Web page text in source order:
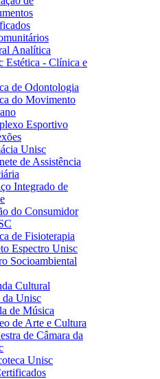
Analítica
Estética - Clínica e
de Odontologia
do Movimento
Esportivo
Unisc
de Assistência
Integrado de
do Consumidor
de Fisioterapia
Espectro Unisc
Socioambiental
Cultural
da Unisc
de Música
de Arte e Cultura
de Câmara da
Unisc